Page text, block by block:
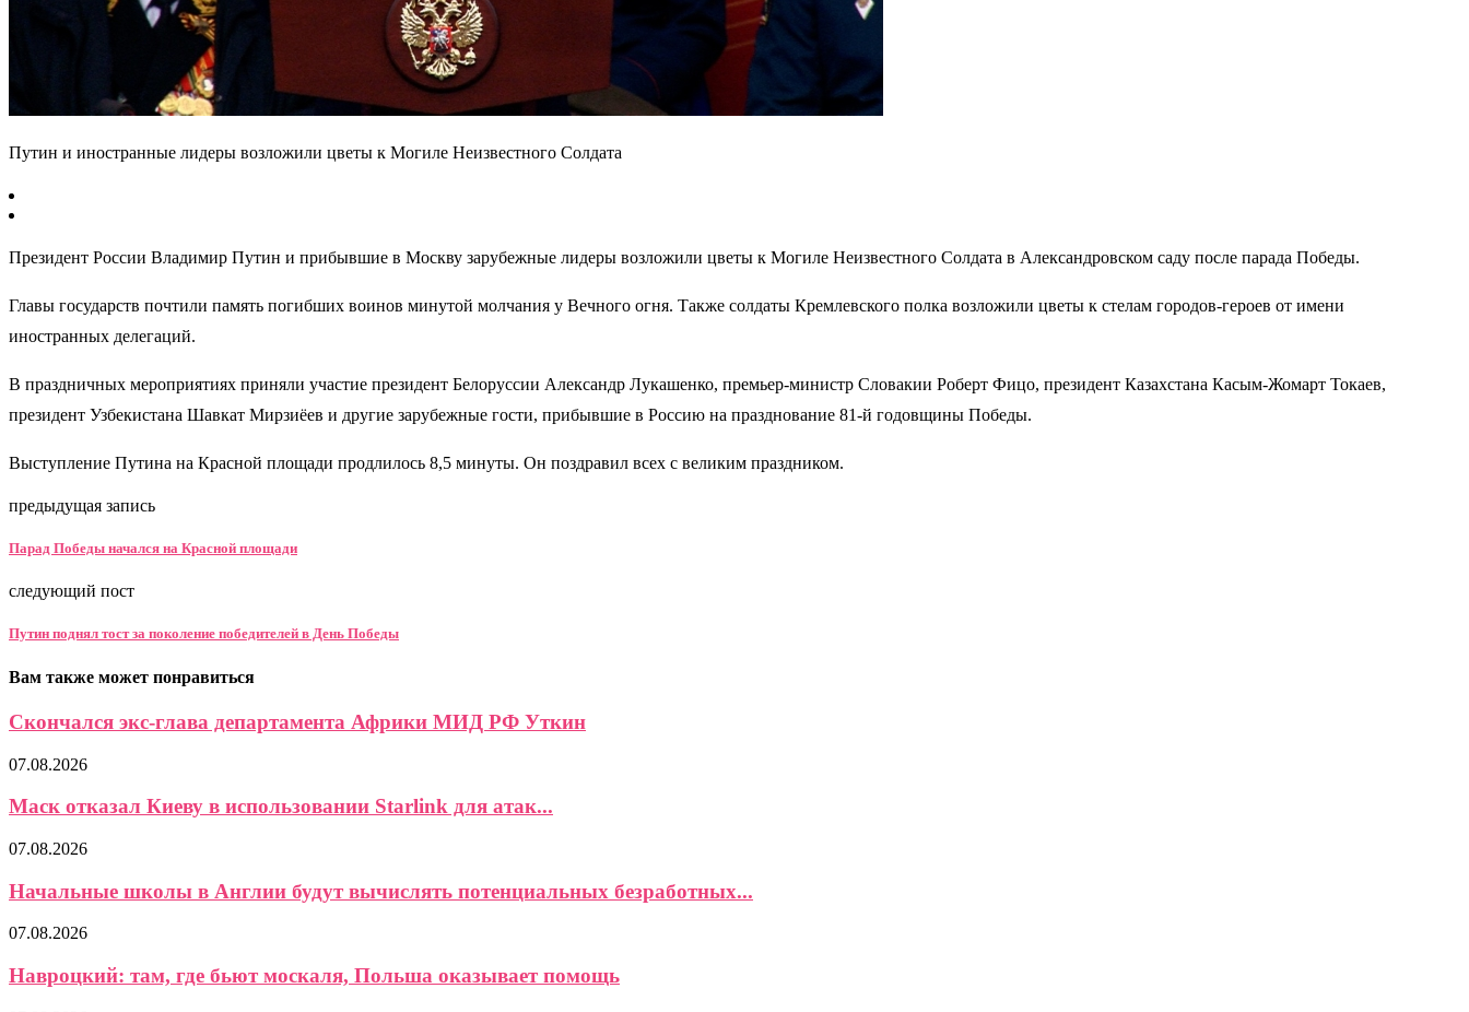
Путин и иностранные лидеры возложили цветы к Могиле Неизвестного Солдата
Президент России Владимир Путин и прибывшие в Москву зарубежные лидеры возложили цветы к Могиле Неизвестного Солдата в Александровском саду после парада Победы.
Главы государств почтили память погибших воинов минутой молчания у Вечного огня. Также солдаты Кремлевского полка возложили цветы к стелам городов-героев от имени
иностранных делегаций.
В праздничных мероприятиях приняли участие президент Белоруссии Александр Лукашенко, премьер-министр Словакии Роберт Фицо, президент Казахстана Касым-Жомарт Токаев,
президент Узбекистана Шавкат Мирзиёев и другие зарубежные гости, прибывшие в Россию на празднование 81-й годовщины Победы.
Выступление Путина на Красной площади продлилось 8,5 минуты. Он поздравил всех с великим праздником.
предыдущая запись
Парад Победы начался на Красной площади
следующий пост
Путин поднял тост за поколение победителей в День Победы
Вам также может понравиться
Скончался экс-глава департамента Африки МИД РФ Уткин
07.08.2026
Маск отказал Киеву в использовании Starlink для атак...
07.08.2026
Начальные школы в Англии будут вычислять потенциальных безработных...
07.08.2026
Навроцкий: там, где бьют москаля, Польша оказывает помощь